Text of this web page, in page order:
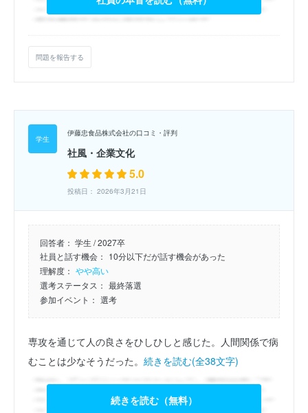
問題を報告する
伊藤忠食品株式会社の口コミ・評判
社風・企業文化
5.0
投稿日： 2026年3月21日
回答者： 学生 / 2027卒
社員と話す機会： 10分以下だが話す機会があった
理解度： やや高い
選考ステータス： 最終落選
参加イベント： 選考
専攻を通じて人の良さをひしひしと感じた。人間関係で病
むことは少なそうだった。 続きを読む(全38文字)
続きを読む（無料）